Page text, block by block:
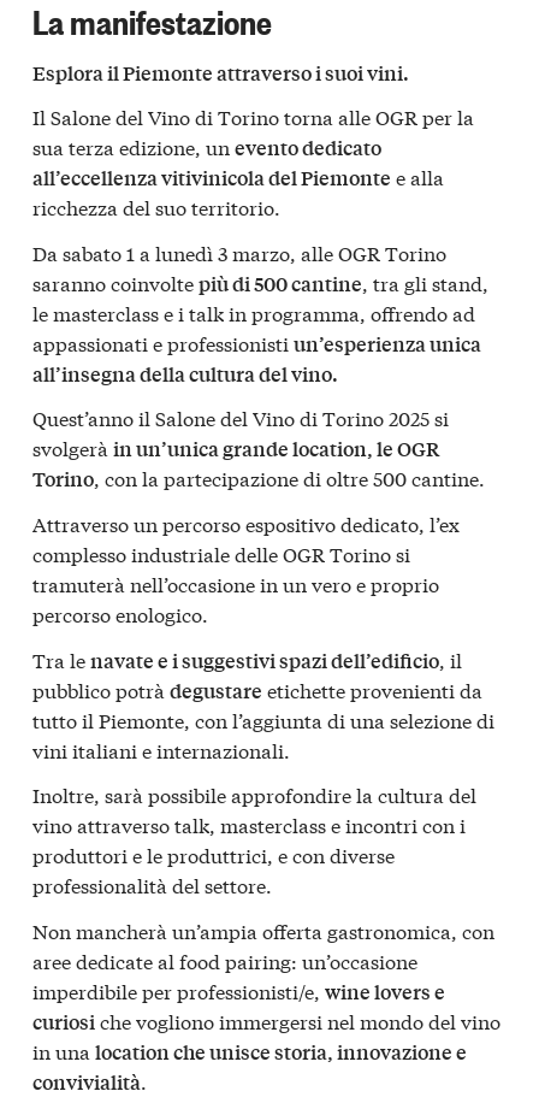
La manifestazione
Esplora il Piemonte attraverso i suoi vini.
Il Salone del Vino di Torino torna alle OGR per la
sua terza edizione, un evento dedicato
all’eccellenza vitivinicola del Piemonte e alla
ricchezza del suo territorio.
Da sabato 1 a lunedì 3 marzo, alle OGR Torino
saranno coinvoltepiù di 500 cantine, tra gli stand,
le masterclass e i talk in programma, offrendo ad
appassionati e professionisti un’esperienza unica
all’insegna della cultura del vino.
Quest’anno il Salone del Vino di Torino 2025 si
svolgerà in un’unica grande location, le OGR
Torino, con la partecipazione di oltre 500 cantine.
Attraverso un percorso espositivo dedicato, l’ex
complesso industriale delle OGR Torino si
tramuterà nell’occasione in un vero e proprio
percorso enologico.
Tra lenavate e i suggestivi spazi dell’edificio , il
pubblico potrà degustare etichette provenienti da
tutto il Piemonte, con l’aggiunta di una selezione di
vini italiani e internazionali.
Inoltre, sarà possibile approfondire la cultura del
vino attraverso talk, masterclass e incontri con i
produttori e le produttrici, e con diverse
professionalità del settore.
Non mancherà un’ampia offerta gastronomica, con
aree dedicate al food pairing: un’occasione
imperdibile per professionisti/e, wine lovers e
curiosiche vogliono immergersi nel mondo del vino
in una location che unisce storia, innovazione e
convivialità.